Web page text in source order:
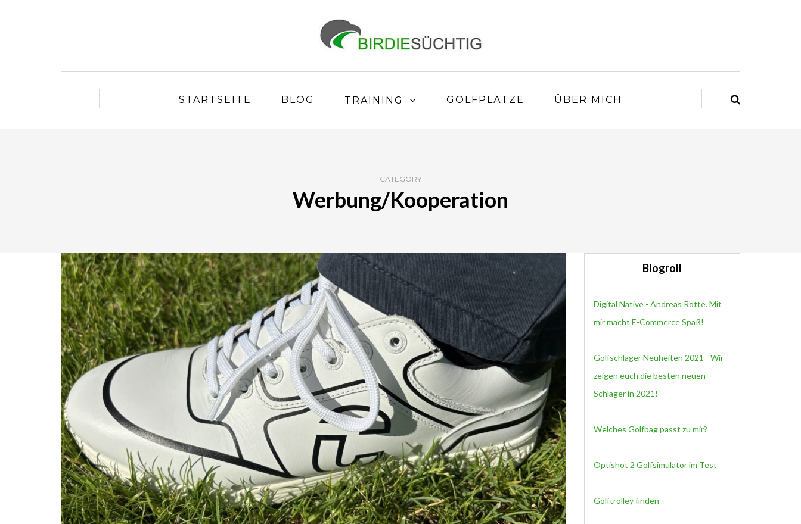
STARTSEITE BLOG TRAINING GOLFPLÄTZE ÜBER MICH
CATEGORY
Werbung/Kooperation
Blogroll
Digital Native - Andreas Rotte. Mit
mir macht E-Commerce Spaß!
Golfschläger Neuheiten 2021 - Wir
zeigen euch die besten neuen
Schläger in 2021!
Welches Golfbag passt zu mir?
Optishot 2 Golfsimulator im Test
Golftrolley finden